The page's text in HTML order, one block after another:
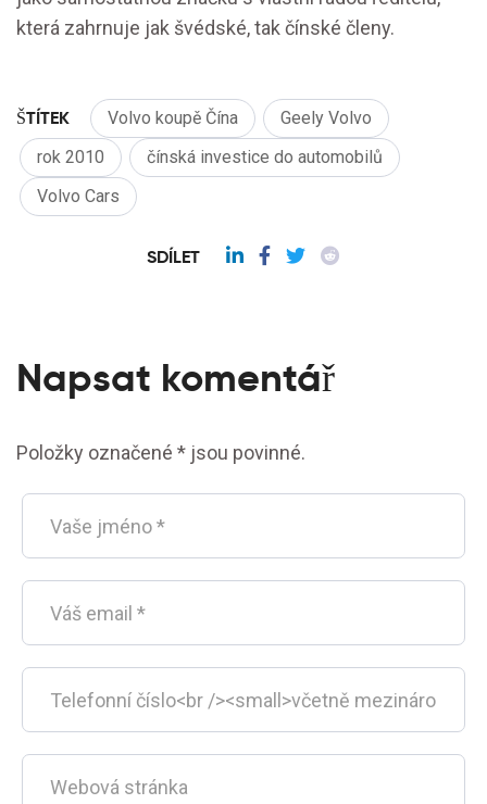
která zahrnuje jak švédské, tak čínské členy.
ŠTÍTEK Volvo koupě Čína
Geely Volvo
rok 2010
čínská investice do automobilů
Volvo Cars
SDÍLET
Napsat komentář
Položky označené * jsou povinné.